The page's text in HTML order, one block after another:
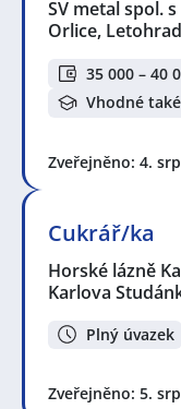
SV metal spol.
Orlice, Letohrad
35 000 – 40
Vhodné
Zveřejněno: 4.
Cukrář/ka
Horské lázně
Karlova
Plný úvazek
Zveřejněno: 5.